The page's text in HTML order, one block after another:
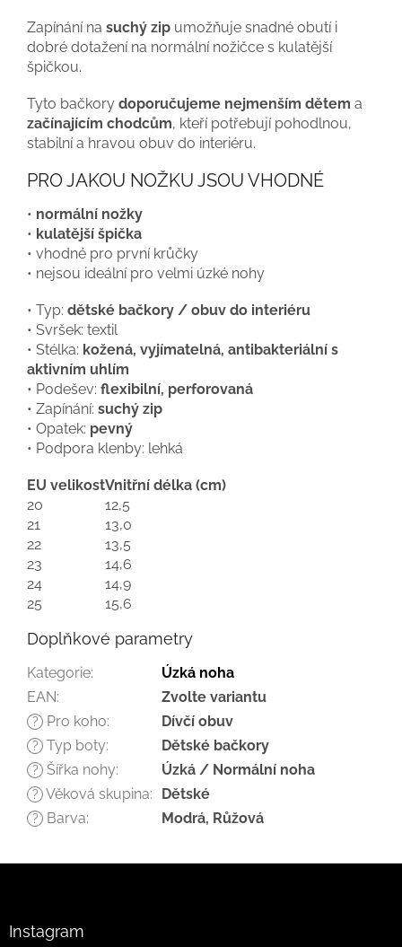
Zapínání na suchý zip umožňuje snadné obutí i
dobré dotažení na normální nožičce s kulatější
špičkou.
Tyto bačkory doporučujeme nejmenším dětem a
začínajícím chodcům, kteří potřebují pohodlnou,
stabilní a hravou obuv do interiéru.
PRO JAKOU NOŽKU JSOU VHODNÉ
• normální nožky
• kulatější špička
• vhodné pro první krůčky
• nejsou ideální pro velmi úzké nohy
• Typ: dětské bačkory / obuv do interiéru
• Svršek: textil
• Stélka: kožená, vyjímatelná, antibakteriální s
aktivním uhlím
• Podešev: flexibilní, perforovaná
• Zapínání: suchý zip
• Opatek: pevný
• Podpora klenby: lehká
EU velikostVnitřní délka (cm)
20
12,5
21
13,0
22
13,5
23
14,6
24
14,9
25
15,6
Doplňkové parametry
Kategorie:
Úzká noha
EAN: Zvolte variantu
? Pro koho: Dívčí obuv
? Typ boty: Dětské bačkory
? Šířka nohy: Úzká / Normální noha
? Věková skupina: Dětské
? Barva: Modrá, Růžová
Instagram